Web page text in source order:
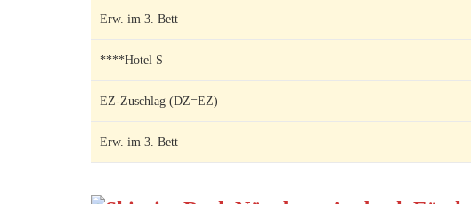
Erw. im 3. Bett
****Hotel S
EZ-Zuschlag (DZ=EZ)
Erw. im 3. Bett